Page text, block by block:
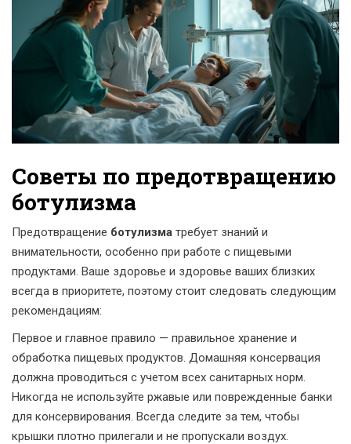
Советы по предотвращению
ботулизма
Предотвращение ботулизма требует знаний и
внимательности, особенно при работе с пищевыми
продуктами. Ваше здоровье и здоровье ваших близких
всегда в приоритете, поэтому стоит следовать следующим
рекомендациям:
Первое и главное правило — правильное хранение и
обработка пищевых продуктов. Домашняя консервация
должна проводиться с учетом всех санитарных норм.
Никогда не используйте ржавые или поврежденные банки
для консервирования. Всегда следите за тем, чтобы
крышки плотно прилегали и не пропускали воздух.